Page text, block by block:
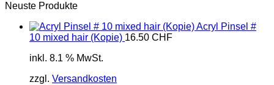
Neuste Produkte
Acryl Pinsel #
10 mixed hair (Kopie) 16.50 CHF
inkl. 8.1 % MwSt.
zzgl. Versandkosten